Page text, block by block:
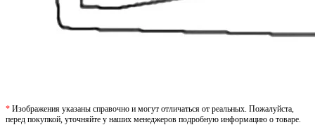
* Изображения указаны справочно и могут отличаться от реальных. Пожалуйста,
перед покупкой, уточняйте у наших менеджеров подробную информацию о товаре.